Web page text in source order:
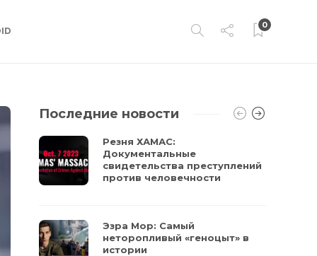
0
Последние новости
Резня ХАМАС:
Документальные
свидетельства преступлений
против человечности
Эзра Мор: Самый
неторопливый «геноцыт» в
истории